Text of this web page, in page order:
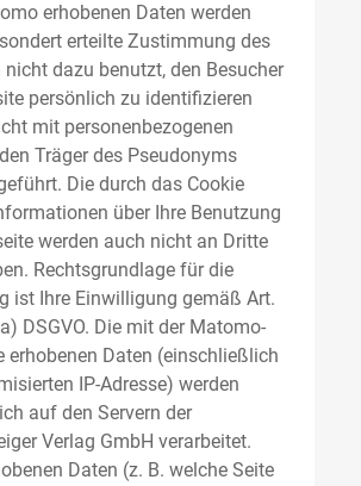
erhobenen Daten werden
erteilte Zustimmung des
dazu benutzt, den Besucher
persönlich zu identifizieren
mit personenbezogenen
Träger des Pseudonyms
Die durch das Cookie
über Ihre Benutzung
werden auch nicht an Dritte
Rechtsgrundlage für die
ist Ihre Einwilligung gemäß Art.
DSGVO. Die mit der Matomo-
erhobenen Daten (einschließlich
IP-Adresse) werden
auf den Servern der
Verlag GmbH verarbeitet.
Daten (z. B. welche Seite